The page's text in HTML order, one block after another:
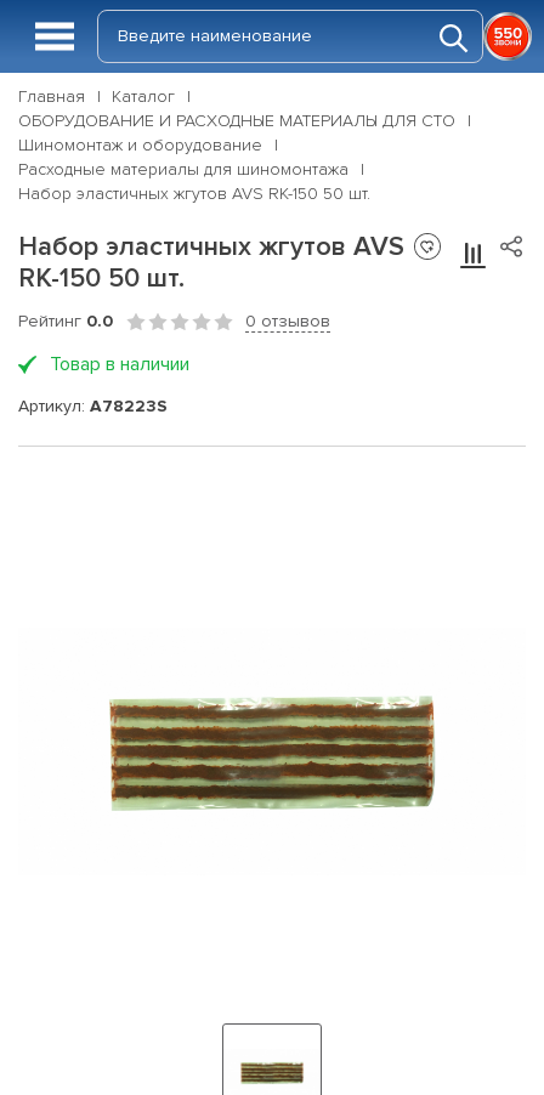
Главная
Каталог
ОБОРУДОВАНИЕ И РАСХОДНЫЕ МАТЕРИАЛЫ ДЛЯ СТО
Шиномонтаж и оборудование
Расходные материалы для шиномонтажа
Набор эластичных жгутов AVS RK-150 50 шт.
Набор эластичных жгутов AVS
RK-150 50 шт.
Рейтинг 0.0 0 отзывов
Товар в наличии
Артикул: A78223S